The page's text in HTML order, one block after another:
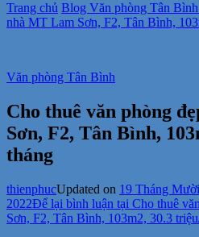
Trang chủ Blog Văn phòng Tân Bình
nhà MT Lam Sơn, F2, Tân Bình,
Văn phòng Tân Bình
Cho thuê văn phòng
Sơn, F2, Tân Bình,
tháng
thienphucUpdated on 19 Tháng
2022Để lại bình luận tại Cho thuê
Sơn, F2, Tân Bình, 103m2, 30.3